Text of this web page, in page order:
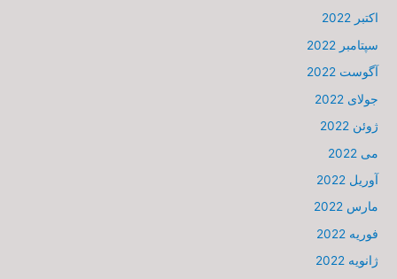
اکتبر 2022
سپتامبر 2022
آگوست 2022
جولای 2022
ژوئن 2022
می 2022
آوریل 2022
مارس 2022
فوریه 2022
ژانویه 2022